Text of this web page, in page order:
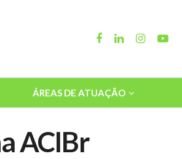
ÁREAS DE ATUAÇÃO
ACIBr